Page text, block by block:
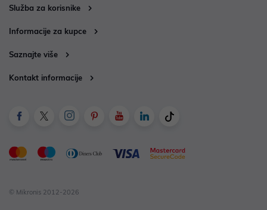
Služba za korisnike
Informacije za kupce
Saznajte više
Kontakt informacije
© Mikronis 2012-2026